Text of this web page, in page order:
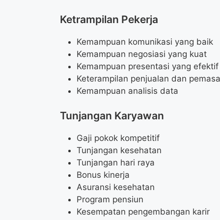
Ketrampilan Pekerja
Kemampuan komunikasi yang baik
Kemampuan negosiasi yang kuat
Kemampuan presentasi yang efektif
Keterampilan penjualan dan
Kemampuan analisis data
Tunjangan Karyawan
Gaji pokok kompetitif
Tunjangan kesehatan
Tunjangan hari raya
Bonus kinerja
Asuransi kesehatan
Program pensiun
Kesempatan pengembangan karir